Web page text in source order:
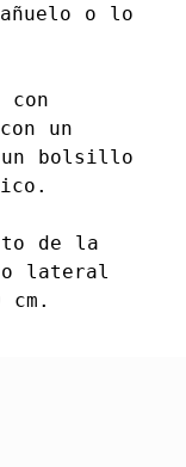
o lo
un
un bolsillo
de la
lateral